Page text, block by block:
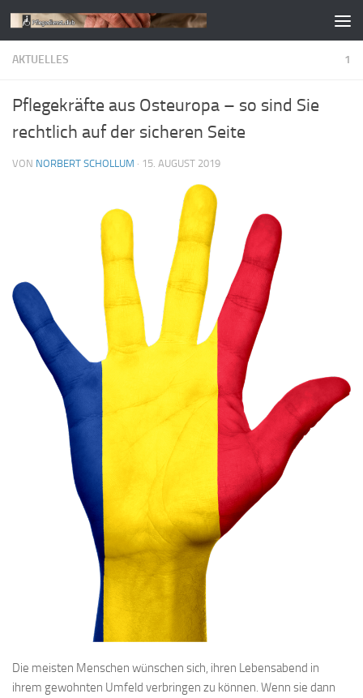
Zum Inhalt springen
AKTUELLES 1
Pflegekräfte aus Osteuropa – so sind Sie
rechtlich auf der sicheren Seite
VON NORBERT SCHOLLUM · 15. AUGUST 2019
Die meisten Menschen wünschen sich, ihren Lebensabend in
ihrem gewohnten Umfeld verbringen zu können. Wenn sie dann